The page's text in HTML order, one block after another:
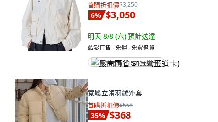
首購折扣價$3,250
6% $3,050
明天 8/8 (六) 預計送達
酷澎直售 ∙ 免運 ∙ 免費退貨
最高再省 $153 (王道卡)
寬鬆立領羽絨外套
首購折扣價$568
35% $368